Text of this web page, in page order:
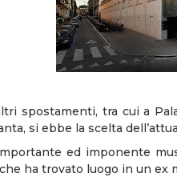
spostamenti, tra cui a
si ebbe la scelta
ed imponente
ha trovato luogo in un ex